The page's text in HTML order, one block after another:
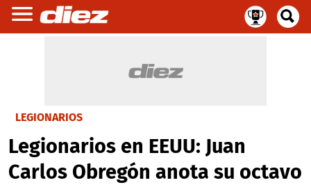
LEGIONARIOS
Legionarios en EEUU: Juan
Carlos Obregón anota su octavo